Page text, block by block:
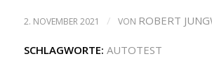
2. NOVEMBER 2021 / VON ROBERT
SCHLAGWORTE: AUTOTEST